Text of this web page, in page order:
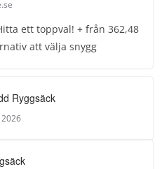
ett toppval! + från 362,48
att välja snygg
Ryggsäck